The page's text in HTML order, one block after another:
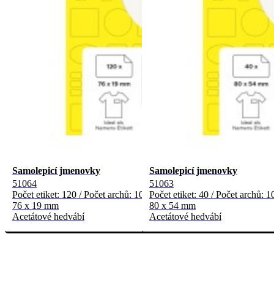
Samolepicí jmenovky
51064
Počet etiket: 120 / Počet archů: 10
76 x 19 mm
Acetátové hedvábí
Samolepicí jmenovky
51063
Počet etiket: 40 / Počet archů:
80 x 54 mm
Acetátové hedvábí